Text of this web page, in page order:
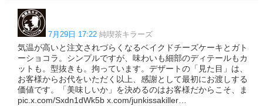
7月29日 17:22 純喫茶キラーズ
気温が高いと注文されづらくなるベイクドチーズケーキとガト
ーショコラ。シンプルですが、味わいも細部のディテールもカ
ットも。型抜きも。拘っています。デザートの「見た目」は、
お客様からお代をいただく以上、感謝として最初にお渡しする
価値です。「美味しいか」を決めるのはお客様だからこそ、ま
pic.x.com/Sxdn1dWk5b x.com/junkissakiller…